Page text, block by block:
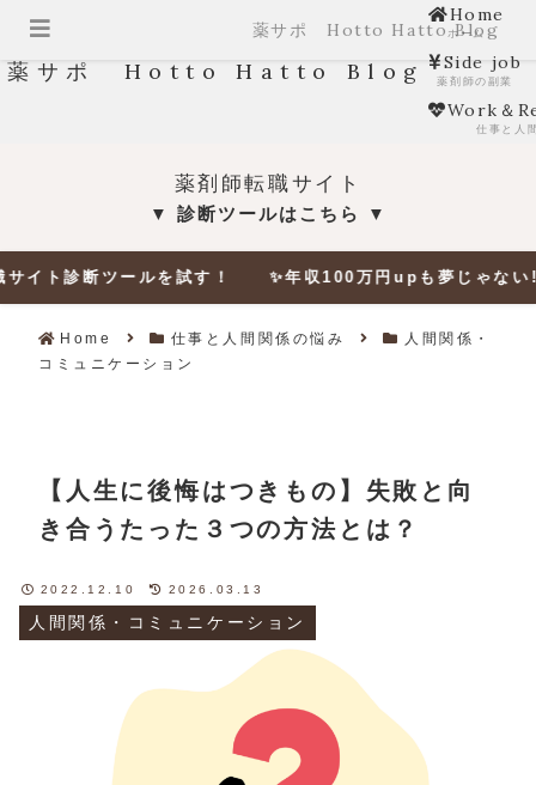
薬サポ Hotto Hatto Blog
Home
ホーム
Side job
薬剤師の副業
Work＆
仕事と人
薬剤師転職サイト
▼ 診断ツールはこちら ▼
ールを試す！ ✨年収100万円upも夢じゃない‼✨ 🔎適正
Home 仕事と人間関係の悩み
人間関係・
コミュニケーション
【人生に後悔はつきもの】失敗と向
き合うたった３つの方法とは？
人間関係・コミュニケーション
2022.12.10 2026.03.13
薬サポ Hotto Hatto Blog